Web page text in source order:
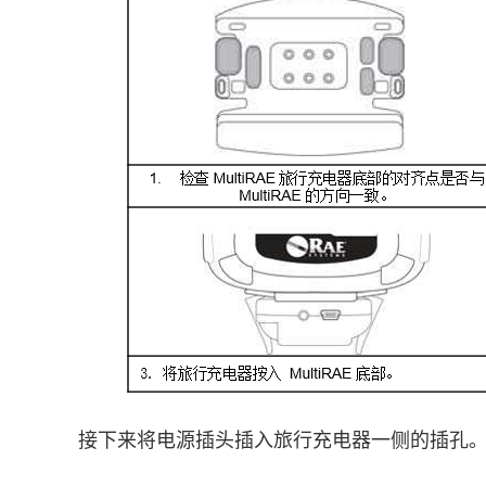
接下来将电源插头插入旅行充电器一侧的插孔